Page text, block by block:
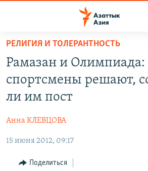
Вернуться
основному
содержанию
Вернутся
главной
Вернутся
поиску
ТАДЖИКИСТАН
ВОЙНА В УКРАИНЕ
КЫРГЫЗЧА
ЎЗБЕКЧА
РЕЛИГИЯ И ТОЛЕРАНТНОСТЬ
Рамазан и Олимпиада:
спортсмены решают,
ли им пост
Анна КЛЕВЦОВА
15 июня 2012, 09:17
Поделиться